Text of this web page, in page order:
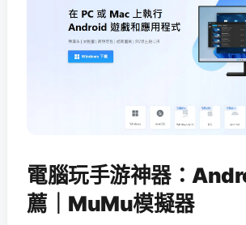
電腦玩手游神器：
薦｜MuMu模擬器